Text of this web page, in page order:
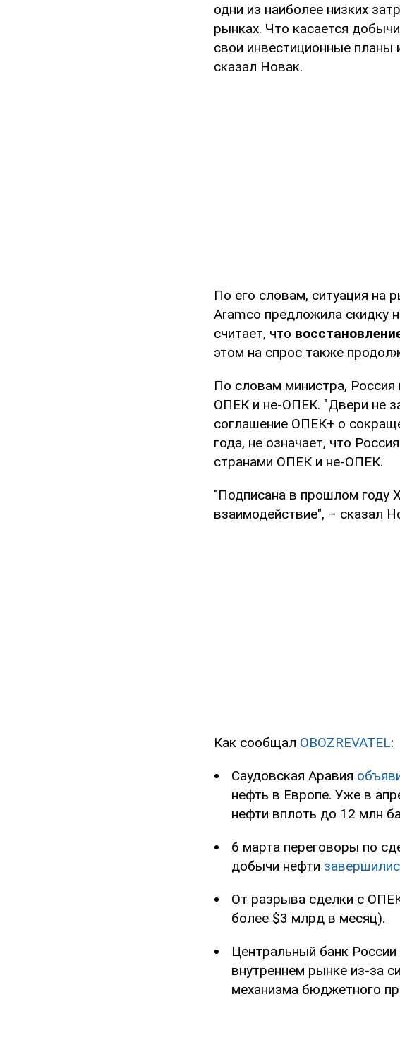
одни из наиболее низких
рынках. Что касается
свои инвестиционные
сказал Новак.
По его словам, ситуация на
Aramco предложила скидку
считает, что
этом на спрос также
По словам министра, Россия
ОПЕК и не-ОПЕК. "Двери не
соглашение ОПЕК+ о
года, не означает, что
странами ОПЕК и не-ОПЕК.
"Подписана в прошлом году
взаимодействие", – сказал
Как сообщал OBOZREVATEL:
Саудовская Аравия
нефть в Европе. Уже в
нефти вплоть до 12 млн
6 марта переговоры по
добычи нефти
От разрыва сделки с
более $3 млрд в месяц).
Центральный банк России
внутреннем рынке из-за
механизма бюджетного